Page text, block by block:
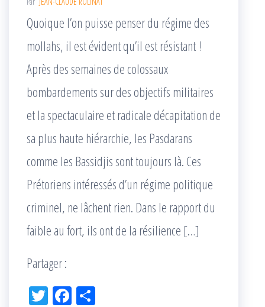
Quoique l’on puisse penser du régime des
mollahs, il est évident qu’il est résistant !
Après des semaines de colossaux
bombardements sur des objectifs militaires
et la spectaculaire et radicale décapitation de
sa plus haute hiérarchie, les Pasdarans
comme les Bassidjis sont toujours là. Ces
Prétoriens intéressés d’un régime politique
criminel, ne lâchent rien. Dans le rapport du
faible au fort, ils ont de la résilience […]
Partager :
Tw Fac